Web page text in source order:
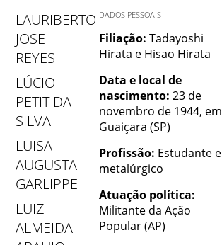
LAURIBERTO
JOSE
REYES
LÚCIO
PETIT DA
SILVA
LUISA
AUGUSTA
GARLIPPE
LUIZ
ALMEIDA
DADOS PESSOAIS
Filiação:Tadayoshi
Hirata e Hisao Hirata
Data e local de
nascimento:23 de
novembro de 1944, em
Guaiçara (SP)
Profissão: Estudante e
metalúrgico
Atuação política:
Militante da Ação
Popular (AP)